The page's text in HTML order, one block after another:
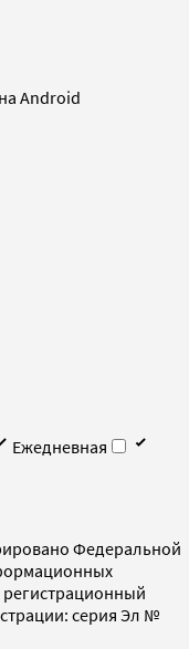
Android
Ежедневная
Федеральной
серия Эл №